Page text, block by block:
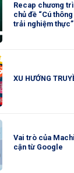
Recap chương
chủ đề “Cú
trải nghiệm thực”
XU HƯỚNG
Vai trò của
cận từ Google